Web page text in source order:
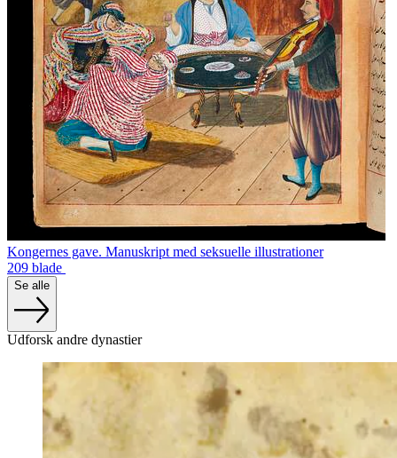
Kongernes gave. Manuskript med seksuelle illustrationer
209 blade
Se alle
Udforsk andre dynastier